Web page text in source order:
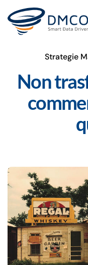
Salta
I Servizi
Strategie
Non